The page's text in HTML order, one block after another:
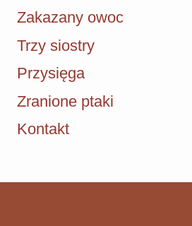
Zakazany owoc
Trzy siostry
Przysięga
Zranione ptaki
Kontakt